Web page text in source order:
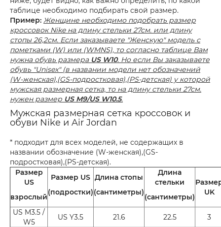
таблице необходимо подбирать свой размер.
Пример: Женщине необходимо подобрать размер
кроссовок Nike на длину стельки 27см. или длину
стопы 26,2см. Если заказываете "Женскую" модель с
пометками (W) или (WMNS), то согласно таблице Вам
нужна обувь размера US W10. Но если Вы заказываете
обувь "Unisex" (в названии модели нет обозначений
(W-женская),(GS-подростковая),(PS-детская) у которой
мужская размерная сетка, то на длину стельки 27см.
нужен размер US M9/US W10.5.
Мужская размерная сетка кроссовок и
обуви Nike и Air Jordan
* подходит для всех моделей, не содержащих в
названии обозначение (W-женская),(GS-
подростковая),(PS-детская).
Размер
US
взрослый
Размер US
(подростки)
Длина стопы
(сантиметры)
Длина
стельки
(сантиметры)
UK
US M3.5 /
W5
US Y3.5 21.6 22.5
3